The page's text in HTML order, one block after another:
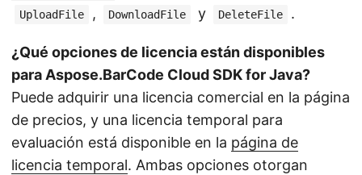
UploadFile , DownloadFile y DeleteFile .
¿Qué opciones de licencia están disponibles
para Aspose.BarCode Cloud SDK for Java?
Puede adquirir una licencia comercial en la página
de precios, y una licencia temporal para
evaluación está disponible en la página de
licencia temporal. Ambas opciones otorgan